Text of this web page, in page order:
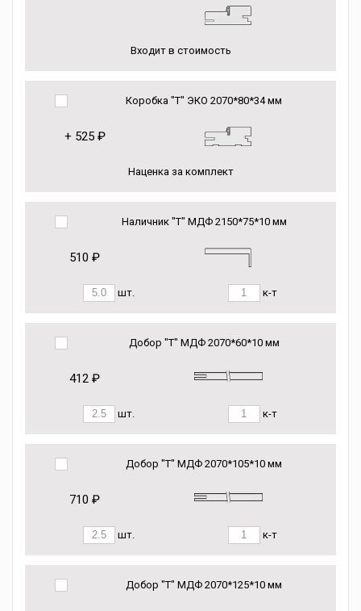
Входит в стоимость
Коробка "Т" ЭКО 2070*80*34 мм
+ 525 ₽
Наценка за комплект
Наличник "Т" МДФ 2150*75*10 мм
510 ₽
шт. к-т
Добор "Т" МДФ 2070*60*10 мм
412 ₽
шт. к-т
Добор "Т" МДФ 2070*105*10 мм
710 ₽
шт. к-т
Добор "Т" МДФ 2070*125*10 мм